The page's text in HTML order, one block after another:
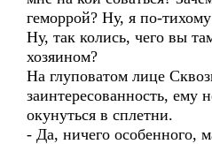
геморрой? Ну, я по-
Ну, так колись, чего вы
хозяином?
На глуповатом лице
заинтересованность, ему
окунуться в сплетни.
- Да, ничего особенного,